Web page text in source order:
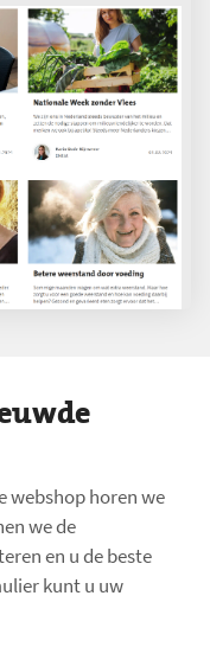
het laatste
kunt u
ons team
webshop horen we
we de
en u de beste
kunt u uw